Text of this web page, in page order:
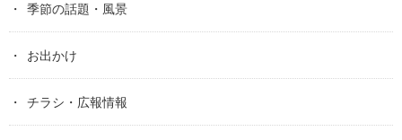
季節の話題・風景
お出かけ
チラシ・広報情報